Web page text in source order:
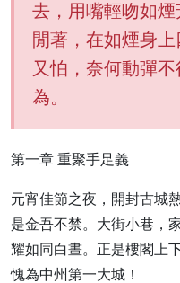
去，用嘴輕吻如
閒著，在如煙身
又怕，奈何動彈
為。
第一章 重聚手足義
元宵佳節之夜，開封古城
是金吾不禁。大街小巷，
耀如同白晝。正是樓閣上
愧為中州第一大城！